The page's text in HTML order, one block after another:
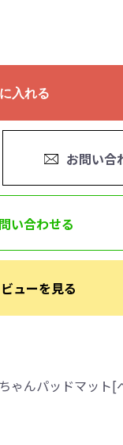
入れる
お問い合
い合わせる
ューを見る
ゃんパッドマット[